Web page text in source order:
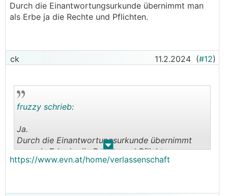
..
Durch die Einantwortungsurkunde übernimmt man
als Erbe ja die Rechte und Pflichten.
ck 11.2.2024 (#12)
. .
fruzzy schrieb:
Ja.
Durch die Einantwortungsurkunde übernimmt
man als Erbe ja die Rechte und Pflichten.
https://www.evn.at/home/verlassenschaft